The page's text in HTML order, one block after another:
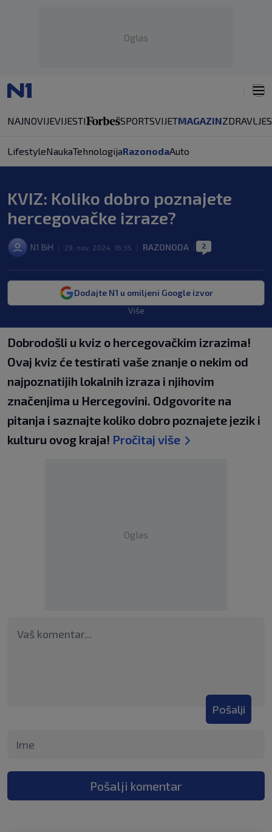
Oglas
NAJNOVIJEVIJESTI SPORTSVIJETMAGAZINZDRAVLJE
LifestyleNaukaTehnologijaRazonodaAuto
KVIZ: Koliko dobro poznajete
hercegovačke izraze?
N1 BiH 29. nov. 2024. 16:35 RAZONODA 2
Dodajte N1 u omiljeni Google izvor
Više
Dobrodošli u kviz o hercegovačkim izrazima!
Ovaj kviz će testirati vaše znanje o nekim od
najpoznatijih lokalnih izraza i njihovim
značenjima u Hercegovini. Odgovorite na
pitanja i saznajte koliko dobro poznajete jezik i
kulturu ovog kraja! Pročitaj više
Oglas
Pošalji
Pošalji komentar